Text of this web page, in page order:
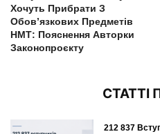
Хочуть Прибрати З
Обов’язкових Предметів
НМТ: Пояснення Авторки
Законопроєкту
СТАТТІ
212 837